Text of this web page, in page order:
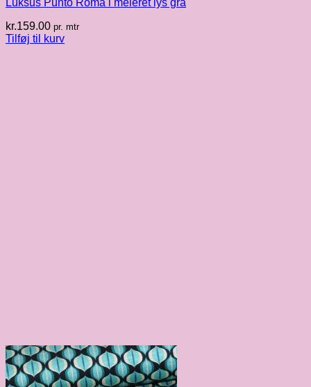
Luksus Punto Roma i meleret lys grå
kr.159.00 pr. mtr
Tilføj til kurv